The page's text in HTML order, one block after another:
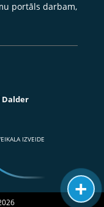
portāls darbam,
Dalder
IZVEIDE